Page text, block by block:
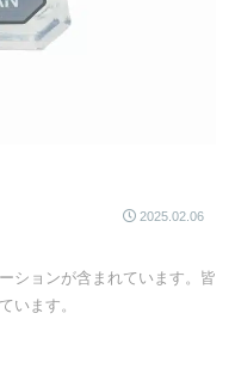
2025.02.06
ションが含まれています。皆
います。